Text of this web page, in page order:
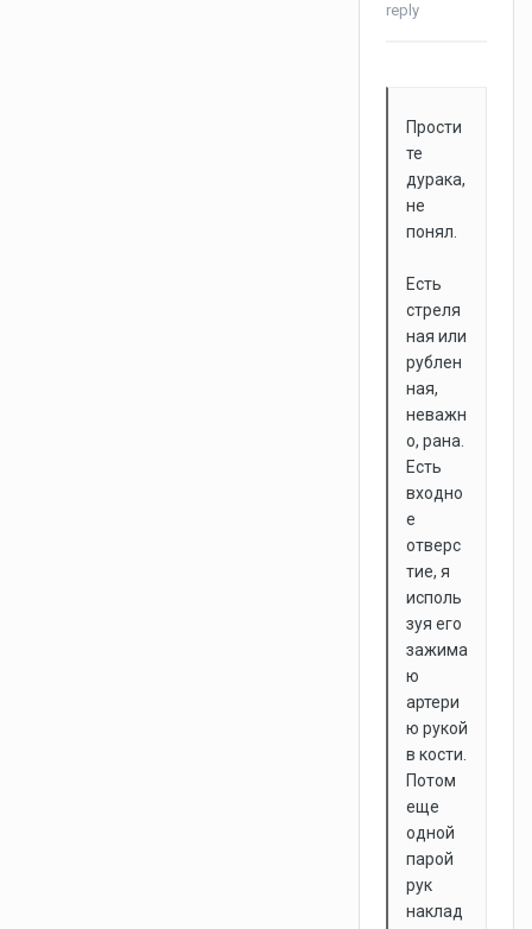
reply
Прости
те
дурака,
не
понял.
Есть
стреля
ная или
рублен
ная,
неважн
о, рана.
Есть
входно
е
отверс
тие, я
исполь
зуя его
зажима
ю
артери
ю рукой
в кости.
Потом
еще
одной
парой
рук
наклад